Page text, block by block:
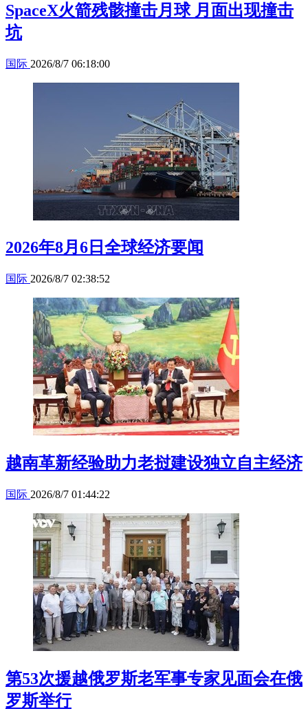
SpaceX火箭残骸撞击月球 月面出现撞击
坑
国际 2026/8/7 06:18:00
2026年8月6日全球经济要闻
国际 2026/8/7 02:38:52
越南革新经验助力老挝建设独立自主经济
国际 2026/8/7 01:44:22
第53次援越俄罗斯老军事专家见面会在俄
罗斯举行